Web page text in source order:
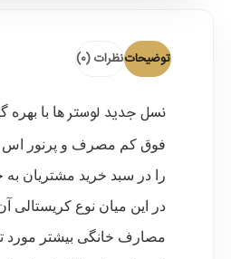
توضیحاتنظرات (0)
نسل جدید لوستر ها با
فوق کم مصرف و پرنور اس
را در سبد خرید مشتریان به
در این میان نوع کریستالی
مصارف خانگی بیشتر مورد